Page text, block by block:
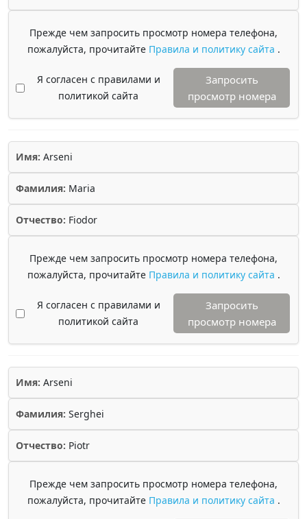
Прежде чем запросить просмотр номера телефона,
пожалуйста, прочитайте Правила и политику сайта .
Я согласен с правилами и
политикой сайта
Запросить
просмотр номера
Имя: Arseni
Фамилия: Maria
Отчество: Fiodor
Прежде чем запросить просмотр номера телефона,
пожалуйста, прочитайте Правила и политику сайта .
Я согласен с правилами и
политикой сайта
Запросить
просмотр номера
Имя: Arseni
Фамилия: Serghei
Отчество: Piotr
Прежде чем запросить просмотр номера телефона,
пожалуйста, прочитайте Правила и политику сайта .